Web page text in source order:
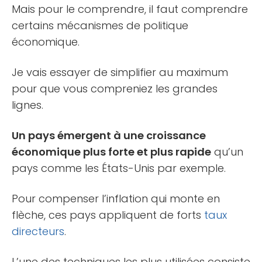
Mais pour le comprendre, il faut comprendre
certains mécanismes de politique
économique.
Je vais essayer de simplifier au maximum
pour que vous compreniez les grandes
lignes.
Un pays émergent à une croissance
économique plus forte et plus rapide qu’un
pays comme les États-Unis par exemple.
Pour compenser l’inflation qui monte en
flèche, ces pays appliquent de forts taux
directeurs.